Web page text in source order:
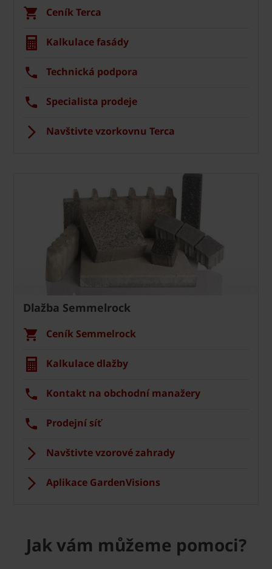
Ceník Terca
Kalkulace fasády
Technická podpora
Specialista prodeje
Navštivte vzorkovnu Terca
Dlažba Semmelrock
Ceník Semmelrock
Kalkulace dlažby
Kontakt na obchodní manažery
Prodejní síť
Navštivte vzorové zahrady
Aplikace GardenVisions
Jak vám můžeme pomoci?